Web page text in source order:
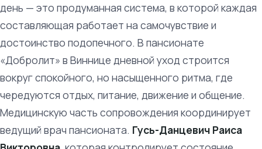
день — это продуманная система, в которой каждая
составляющая работает на самочувствие и
достоинство подопечного. В пансионате
«Добролит» в Виннице дневной уход строится
вокруг спокойного, но насыщенного ритма, где
чередуются отдых, питание, движение и общение.
Медицинскую часть сопровождения координирует
ведущий врач пансионата. Гусь-Данцевич Раиса